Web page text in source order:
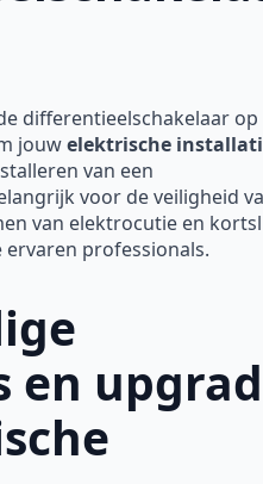
differentieelschakelaar op
jouwelektrische
van een
voor de veiligheid
van elektrocutie en
ervaren professionals.
en